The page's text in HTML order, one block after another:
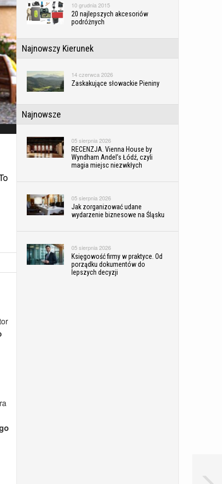
10 grudnia 2015
20 najlepszych akcesoriów
podróżnych
Najnowszy Kierunek
14 czerwca 2026
Zaskakujące słowackie Pieniny
Najnowsze
05 sierpnia 2026
RECENZJA. Vienna House by
Wyndham Andel’s Łódź, czyli
magia miejsc niezwkłych
05 sierpnia 2026
Jak zorganizować udane
wydarzenie biznesowe na Śląsku
05 sierpnia 2026
Księgowość firmy w praktyce. Od
porządku dokumentów do
lepszych decyzji